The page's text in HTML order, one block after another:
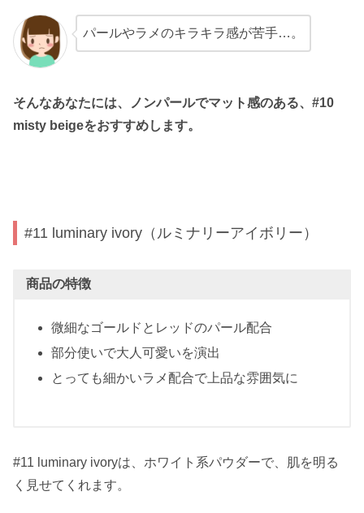
パールやラメのキラキラ感が苦手…。
そんなあなたには、ノンパールでマット感のある、#10
misty beigeをおすすめします。
#11 luminary ivory（ルミナリーアイボリー）
商品の特徴
微細なゴールドとレッドのパール配合
部分使いで大人可愛いを演出
とっても細かいラメ配合で上品な雰囲気に
#11 luminary ivoryは、ホワイト系パウダーで、肌を明る
く見せてくれます。